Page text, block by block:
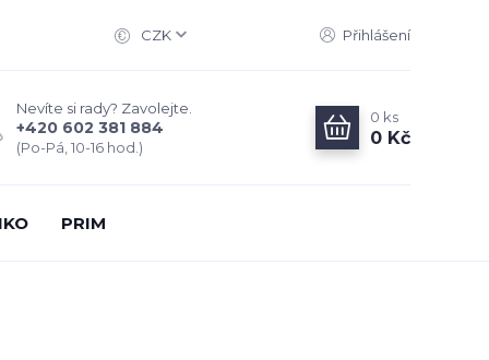
CZK Přihlášení
Nevíte si rady? Zavolejte.
+420 602 381 884
(Po-Pá, 10-16 hod.)
0 ks
0 Kč
PRIM